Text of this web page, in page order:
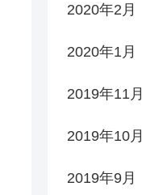
2020年2月
2020年1月
2019年11月
2019年10月
2019年9月